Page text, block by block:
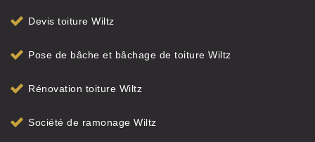
Devis toiture Wiltz
Pose de bâche et bâchage de toiture Wiltz
Rénovation toiture Wiltz
Société de ramonage Wiltz